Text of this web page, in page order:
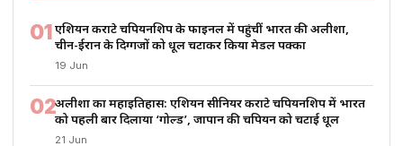
01एशियन कराटे चैंपियनशिप के फाइनल में पहुंचीं भारत की अलीशा,
चीन-ईरान के दिग्गजों को धूल चटाकर किया मेडल पक्का
19 Jun
02अलीशा का महाइतिहास: एशियन सीनियर कराटे चैंपियनशिप में भारत
को पहली बार दिलाया ‘गोल्ड’, जापान की चैंपियन को चटाई धूल
21 Jun